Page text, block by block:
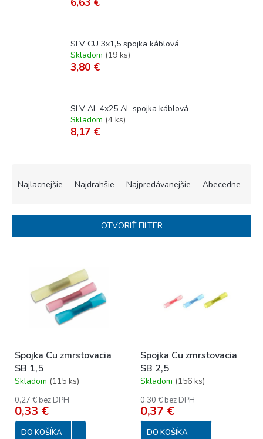
SLV CU 3x1,5 spojka káblová
Skladom (19 ks)
3,80 €
SLV AL 4x25 AL spojka káblová
Skladom (4 ks)
8,17 €
i
o
v
Najlacnejšie Najdrahšie Najpredávanejšie Abecedne
OTVORIŤ FILTER
d
u
k
t
o
v
Spojka Cu zmrstovacia
SB 1,5
Skladom (115 ks)
0,27 € bez DPH
0,33 €
DO KOŠÍKA
Spojka Cu zmrstovacia
SB 2,5
Skladom (156 ks)
0,30 € bez DPH
0,37 €
DO KOŠÍKA